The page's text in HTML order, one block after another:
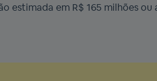
estimada em R$ 165 milhões